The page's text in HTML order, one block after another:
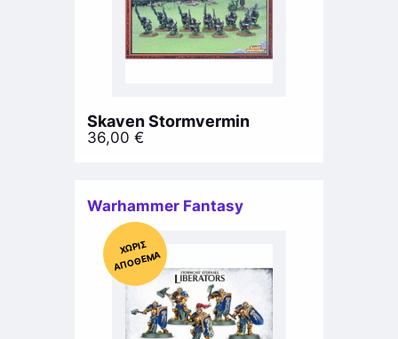
Skaven Stormvermin
36,00 €
Warhammer Fantasy
Χ
ΩΡΊΣ
Α
Π
Ό
ΘΕ
ΜΑ